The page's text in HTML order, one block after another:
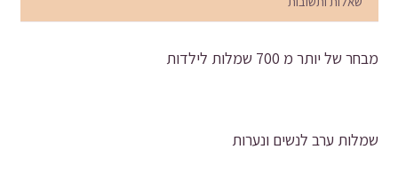
מבחר של יותר מ 700 שמלות לילדות
שמלות ערב לנשים ונערות